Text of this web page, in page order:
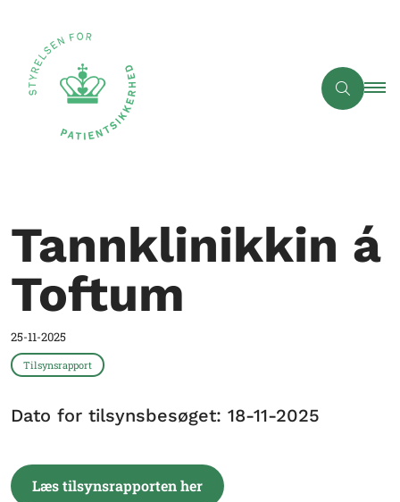
Tannklinikkin á
Toftum
25-11-2025
Tilsynsrapport
Dato for tilsynsbesøget: 18-11-2025
Læs tilsynsrapporten her